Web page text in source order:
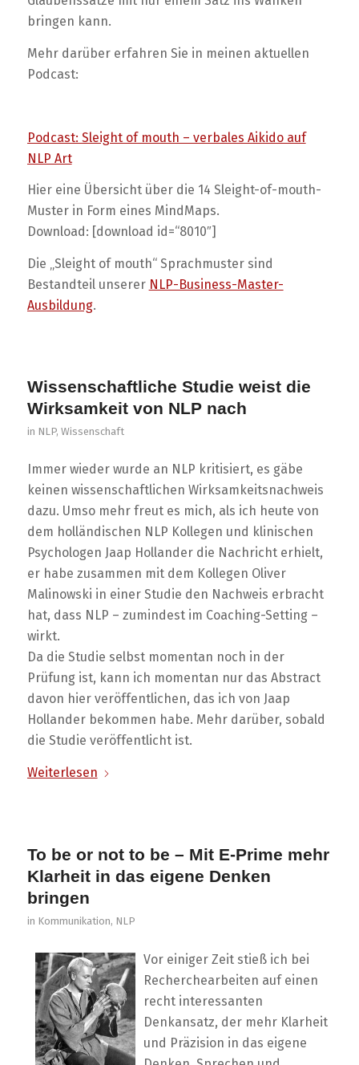
bringen kann.
Mehr darüber erfahren Sie in meinen aktuellen
Podcast:
Podcast: Sleight of mouth – verbales Aikido auf
NLP Art
Hier eine Übersicht über die 14 Sleight-of-mouth-
Muster in Form eines MindMaps.
Download: [download id=“8010″]
Die „Sleight of mouth“ Sprachmuster sind
Bestandteil unserer NLP-Business-Master-
Ausbildung.
Wissenschaftliche Studie weist die
Wirksamkeit von NLP nach
in NLP, Wissenschaft
Immer wieder wurde an NLP kritisiert, es gäbe
keinen wissenschaftlichen Wirksamkeitsnachweis
dazu. Umso mehr freut es mich, als ich heute von
dem holländischen NLP Kollegen und klinischen
Psychologen Jaap Hollander die Nachricht erhielt,
er habe zusammen mit dem Kollegen Oliver
Malinowski in einer Studie den Nachweis erbracht
hat, dass NLP – zumindest im Coaching-Setting –
wirkt.
Da die Studie selbst momentan noch in der
Prüfung ist, kann ich momentan nur das Abstract
davon hier veröffentlichen, das ich von Jaap
Hollander bekommen habe. Mehr darüber, sobald
die Studie veröffentlicht ist.
Weiterlesen
To be or not to be – Mit E-Prime mehr
Klarheit in das eigene Denken
bringen
in Kommunikation, NLP
Vor einiger Zeit stieß ich bei
Recherchearbeiten auf einen
recht interessanten
Denkansatz, der mehr Klarheit
und Präzision in das eigene